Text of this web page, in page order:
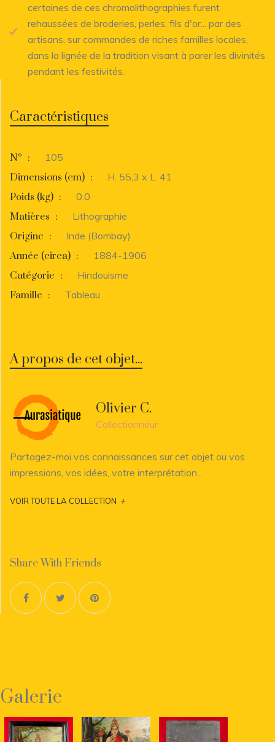
certaines de ces chromolithographies furent
rehaussées de broderies, perles, fils d'or... par des
artisans, sur commandes de riches familles locales,
dans la lignée de la tradition visant à parer les divinités
pendant les festivités.
Caractéristiques
N° :
105
Dimensions (cm) :
H. 55,3 x L. 41
Poids (kg) :
0.0
Matières :
Lithographie
Origine :
Inde (Bombay)
Année (circa) :
1884-1906
Catégorie :
Hindouisme
Famille : Tableau
A propos de cet objet...
Olivier C.
Collectionneur
Partagez-moi vos connaissances sur cet objet ou vos
impressions, vos idées, votre interprétation...
VOIR TOUTE LA COLLECTION +
Share With Friends
Galerie